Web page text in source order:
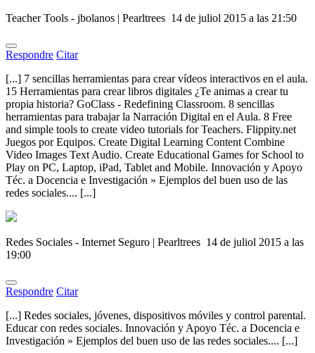
Teacher Tools - jbolanos | Pearltrees 14 de juliol 2015 a las 21:50
Respondre Citar
[...] 7 sencillas herramientas para crear vídeos interactivos en el aula.
15 Herramientas para crear libros digitales ¿Te animas a crear tu
propia historia? GoClass - Redefining Classroom. 8 sencillas
herramientas para trabajar la Narración Digital en el Aula. 8 Free
and simple tools to create video tutorials for Teachers. Flippity.net
Juegos por Equipos. Create Digital Learning Content Combine
Video Images Text Audio. Create Educational Games for School to
Play on PC, Laptop, iPad, Tablet and Mobile. Innovación y Apoyo
Téc. a Docencia e Investigación » Ejemplos del buen uso de las
redes sociales.... [...]
Redes Sociales - Internet Seguro | Pearltrees 14 de juliol 2015 a las
19:00
Respondre Citar
[...] Redes sociales, jóvenes, dispositivos móviles y control parental.
Educar con redes sociales. Innovación y Apoyo Téc. a Docencia e
Investigación » Ejemplos del buen uso de las redes sociales.... [...]